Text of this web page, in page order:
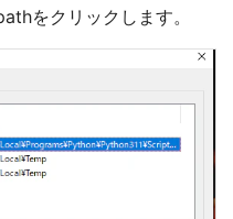
をクリックします。